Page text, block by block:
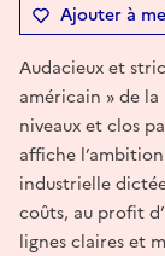
Ajouter à
Audacieux et
américain » de
niveaux et clos
affiche
industrielle
coûts, au profit
lignes claires et